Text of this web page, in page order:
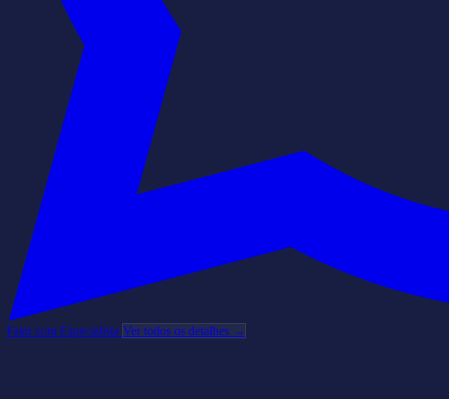
Falar com Especialista Ver todos os detalhes →